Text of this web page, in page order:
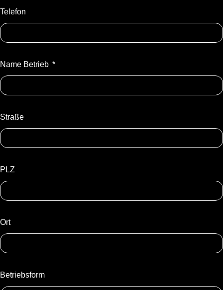
Telefon
Name Betrieb
Straße
PLZ
Ort
Betriebsform